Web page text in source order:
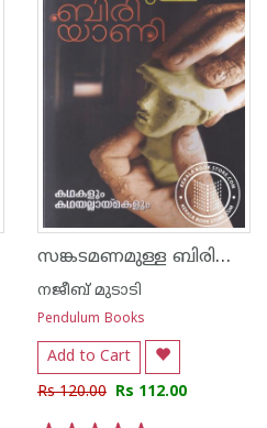
സങ്കടമണമുള്ള ബിരിയാണി
നജീബ് മുടാടി
Pendulum Books
Add to Cart
Rs 120.00 Rs 112.00